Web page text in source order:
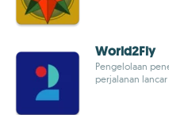
World2Fly
Pengelolaan
perjalanan lancar